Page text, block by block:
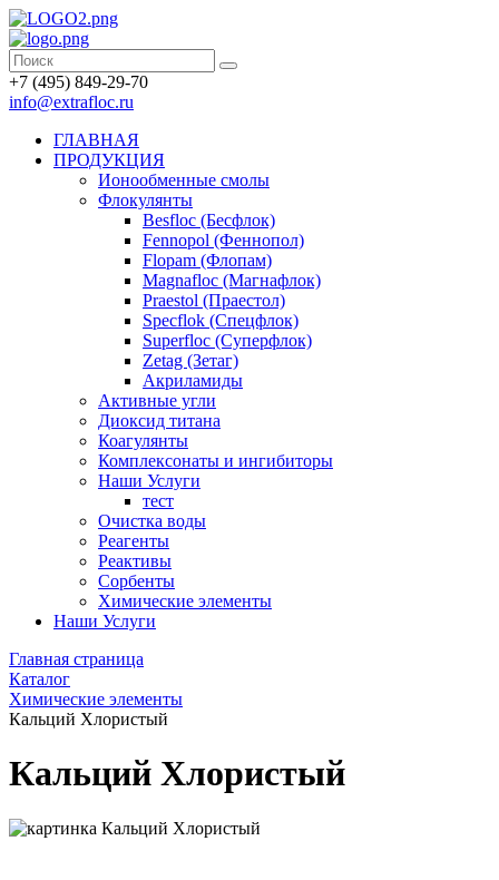
+7 (495) 849-29-70
info@extrafloc.ru
ГЛАВНАЯ
ПРОДУКЦИЯ
Ионообменные смолы
Флокулянты
Besfloc (Бесфлок)
Fennopol (Феннопол)
Flopam (Флопам)
Magnafloc (Магнафлок)
Praestol (Праестол)
Specflok (Спецфлок)
Superfloc (Суперфлок)
Zetag (Зетаг)
Акриламиды
Активные угли
Диоксид титана
Коагулянты
Комплексонаты и ингибиторы
Наши Услуги
тест
Очистка воды
Реагенты
Реактивы
Сорбенты
Химические элементы
Наши Услуги
Главная страница
Каталог
Химические элементы
Кальций Хлористый
Кальций Хлористый